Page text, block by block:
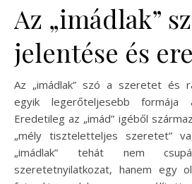
Az „imádlak”
jelentése és
Az „imádlak” szó a szeretet és
egyik legerőteljesebb formája
Eredetileg az „imád” igéből
„mély tiszteletteljes szeretet”
„imádlak” tehát nem
szeretetnyilatkozat, hanem egy